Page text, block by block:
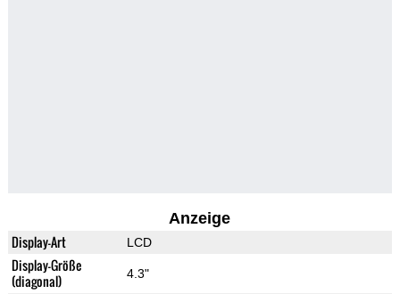
Anzeige
Display-Art LCD
Display-Größe
(diagonal)
4.3"